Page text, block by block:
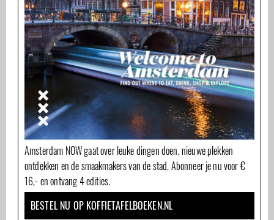
Amsterdam NOW gaat over leuke dingen doen, nieuwe plekken
ontdekken en de smaakmakers van de stad. Abonneer je nu voor €
16,- en ontvang 4 edities.
BESTEL NU OP KOFFIETAFELBOEKEN.NL